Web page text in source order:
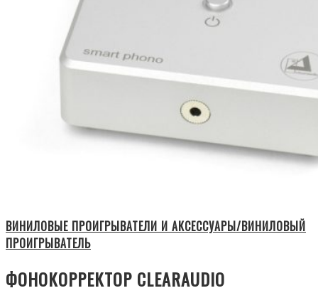
ВИНИЛОВЫЕ ПРОИГРЫВАТЕЛИ И АКСЕССУАРЫ/ВИНИЛОВЫЙ
ПРОИГРЫВАТЕЛЬ
ФОНОКОРРЕКТОР CLEARAUDIO